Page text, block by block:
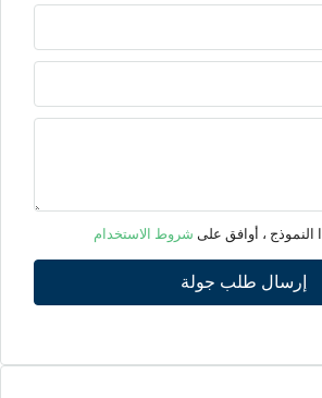
11
12
أغسطس
الخميس
أغسطس
، أوافق على شروط الاستخدام
إرسال طلب جولة